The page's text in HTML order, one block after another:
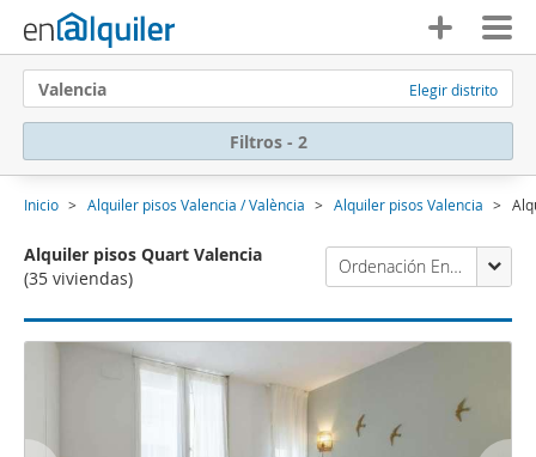
Valencia Elegir distrito
Filtros - 2
Inicio Alquiler pisos Valencia / València Alquiler pisos Valencia
Alquiler pisos Quart Valencia
(35 viviendas)
Ordenación Enalquiler